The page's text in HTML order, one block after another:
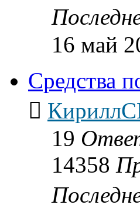
16 май
Средства
19
14358